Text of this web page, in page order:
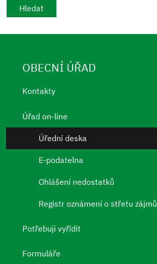
OBECNÍ ÚŘAD
Kontakty
Úřad on-line
Úřední deska
E-podatelna
Ohlášení nedostatků
Registr oznámení o střetu zájmů
Potřebuji vyřídit
Formuláře